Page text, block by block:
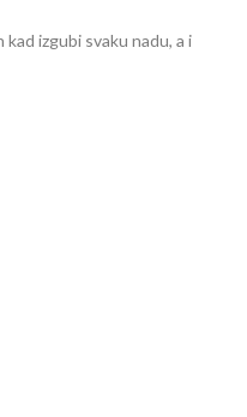
izgubi svaku nadu, a i